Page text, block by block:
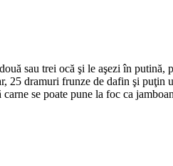
sau trei ocă şi le aşezi în
dramuri frunze de dafin şi
se poate pune la foc ca